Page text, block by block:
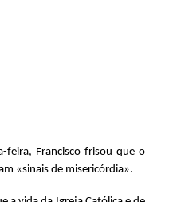
feira, Francisco frisou que o
«sinais de misericórdia».